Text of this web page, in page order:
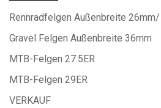
Rennradfelgen Außenbreite
Gravel Felgen Außenbreite 36mm
MTB-Felgen 27.5ER
MTB-Felgen 29ER
VERKAUF